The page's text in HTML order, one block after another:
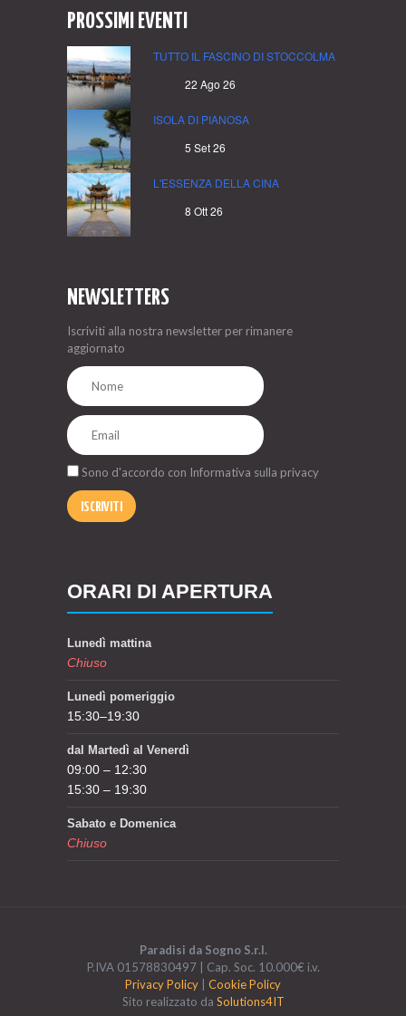
PROSSIMI EVENTI
TUTTO IL FASCINO DI STOCCOLMA
22 Ago 26
ISOLA DI PIANOSA
5 Set 26
L'ESSENZA DELLA CINA
8 Ott 26
NEWSLETTERS
Iscriviti alla nostra newsletter per rimanere
aggiornato
Sono d'accordo con Informativa sulla privacy
ISCRIVITI
ORARI DI APERTURA
Lunedì mattina
Chiuso
Lunedì pomeriggio
15:30–19:30
dal Martedì al Venerdì
09:00 – 12:30
15:30 – 19:30
Sabato e Domenica
Chiuso
Paradisi da Sogno S.r.l.
P.IVA 01578830497 | Cap. Soc. 10.000€ i.v.
Privacy Policy
Cookie Policy
Sito realizzato da Solutions4IT